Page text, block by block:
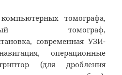
томографа,
томограф,
современная УЗИ-
операционные
(для дробления